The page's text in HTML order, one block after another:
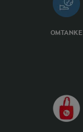
OMTANKE